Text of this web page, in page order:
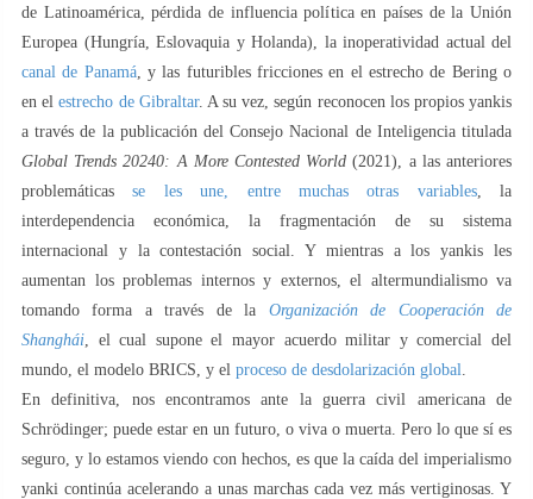
de Latinoamérica, pérdida de influencia política en países de la Unión
Europea (Hungría, Eslovaquia y Holanda), la inoperatividad actual del
canal de Panamá, y las futuribles fricciones en el estrecho de Bering o
en elestrecho de Gibraltar. A su vez, según reconocen los propios yankis
a través de la publicación del Consejo Nacional de Inteligencia titulada
Global Trends 20240: A More Contested World (2021), a las anteriores
problemáticasse les une, entre muchas otras variables, la
interdependencia económica, la fragmentación de su sistema
internacional y la contestación social. Y mientras a los yankis les
aumentan los problemas internos y externos, el altermundialismo va
tomando forma a través de la Organización de Cooperación de
Shanghái , el cual supone el mayor acuerdo militar y comercial del
mundo, el modelo BRICS, y el proceso de desdolarización global
En definitiva, nos encontramos ante la guerra civil americana de
Schrödinger; puede estar en un futuro, o viva o muerta. Pero lo que sí es
seguro, y lo estamos viendo con hechos, es que la caída del imperialismo
yanki continúa acelerando a unas marchas cada vez más vertiginosas. Y